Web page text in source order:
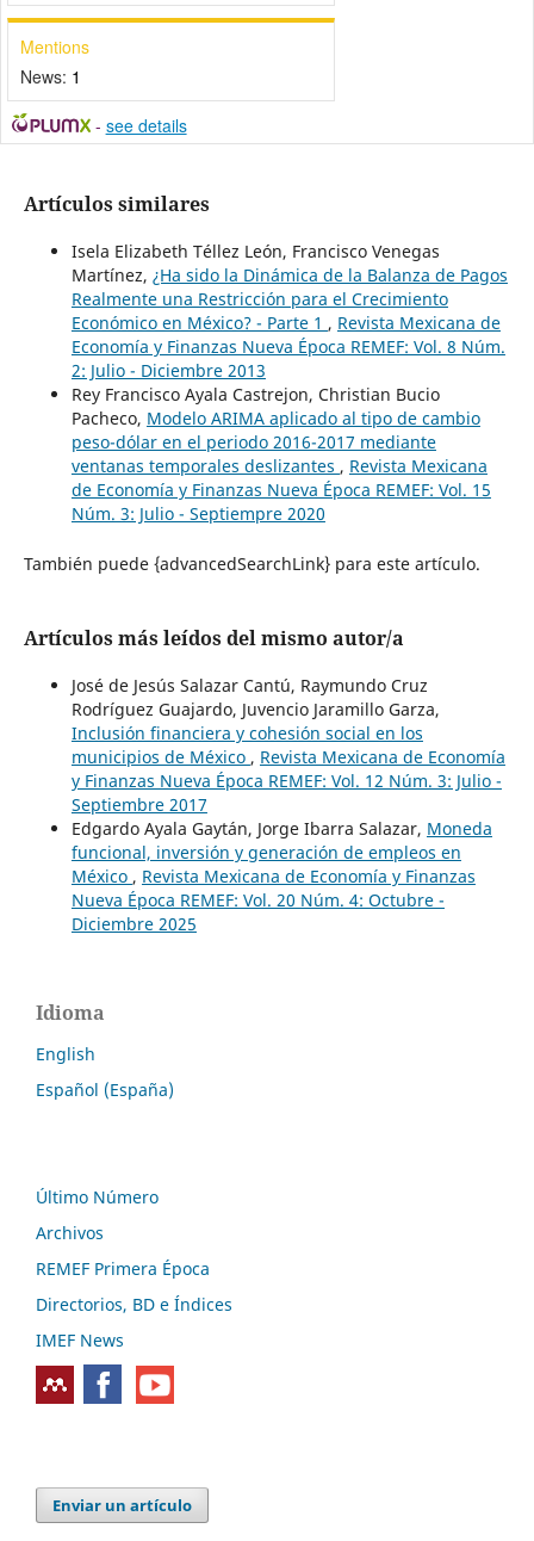
Mentions
News: 1
- see details
Artículos similares
Isela Elizabeth Téllez León, Francisco Venegas
Martínez, ¿Ha sido la Dinámica de la Balanza de Pagos
Realmente una Restricción para el Crecimiento
Económico en México? - Parte 1 , Revista Mexicana de
Economía y Finanzas Nueva Época REMEF: Vol. 8 Núm.
2: Julio - Diciembre 2013
Rey Francisco Ayala Castrejon, Christian Bucio
Pacheco, Modelo ARIMA aplicado al tipo de cambio
peso-dólar en el periodo 2016-2017 mediante
ventanas temporales deslizantes , Revista Mexicana
de Economía y Finanzas Nueva Época REMEF: Vol. 15
Núm. 3: Julio - Septiempre 2020
También puede {advancedSearchLink} para este artículo.
Artículos más leídos del mismo autor/a
José de Jesús Salazar Cantú, Raymundo Cruz
Rodríguez Guajardo, Juvencio Jaramillo Garza,
Inclusión financiera y cohesión social en los
municipios de México , Revista Mexicana de Economía
y Finanzas Nueva Época REMEF: Vol. 12 Núm. 3: Julio -
Septiembre 2017
Edgardo Ayala Gaytán, Jorge Ibarra Salazar, Moneda
funcional, inversión y generación de empleos en
México , Revista Mexicana de Economía y Finanzas
Nueva Época REMEF: Vol. 20 Núm. 4: Octubre -
Diciembre 2025
Idioma
English
Español (España)
Último Número
Archivos
REMEF Primera Época
Directorios, BD e Índices
IMEF News
Enviar un artículo